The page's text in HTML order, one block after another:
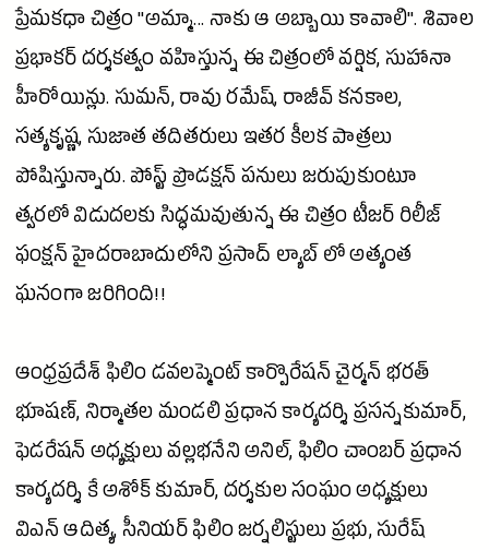
ప్రేమకధా చిత్రం "అమ్మా... నాకు ఆ అబ్బాయి కావాలి". శివాల
ప్రభాకర్దర్శకత్వం వహిస్తున్న ఈ చిత్రంలో వర్షిక, సుహానా
హీరోయిన్లు. సుమన్, రావు రమేష్,రాజీవ్కనకాల,
సత్యకృష్ణ, సుజాతతదితరులు ఇతర కీలక పాత్రలు
పోషిస్తున్నారు. పోస్ట్ ప్రొడక్షన్ పనులు జరుపుకుంటూ
త్వరలో విడుదలకు సిద్ధమవుతున్న ఈ చిత్రం టీజర్ రిలీజ్
ఫంక్షన్ హైదరాబాదులోని ప్రసాద్ ల్యాబ్ లో అత్యంత
ఘనంగా జరిగింది!!
ఆంధ్రప్రదేశ్ ఫిలిం డవలప్మెంట్ కార్పొరేషన్ చైర్మన్ భరత్
భూషణ్, నిర్మాతల మండలి ప్రధాన కార్యదర్శి ప్రసన్నకుమార్,
ఫెడరేషన్ అధ్యక్షులు వల్లభనేని అనిల్, ఫిలిం చాంబర్ ప్రధాన
కార్యదర్శి కేఅశోక్కుమార్, దర్శకుల సంఘం అధ్యక్షులు
విఎన్ ఆదిత్య, సీనియర్ ఫిలిం జర్నలిస్టులు ప్రభు,సురేష్